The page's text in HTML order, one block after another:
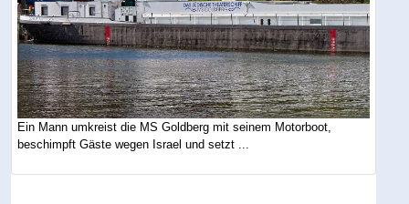
Ein Mann umkreist die MS Goldberg mit seinem Motorboot,
beschimpft Gäste wegen Israel und setzt ...